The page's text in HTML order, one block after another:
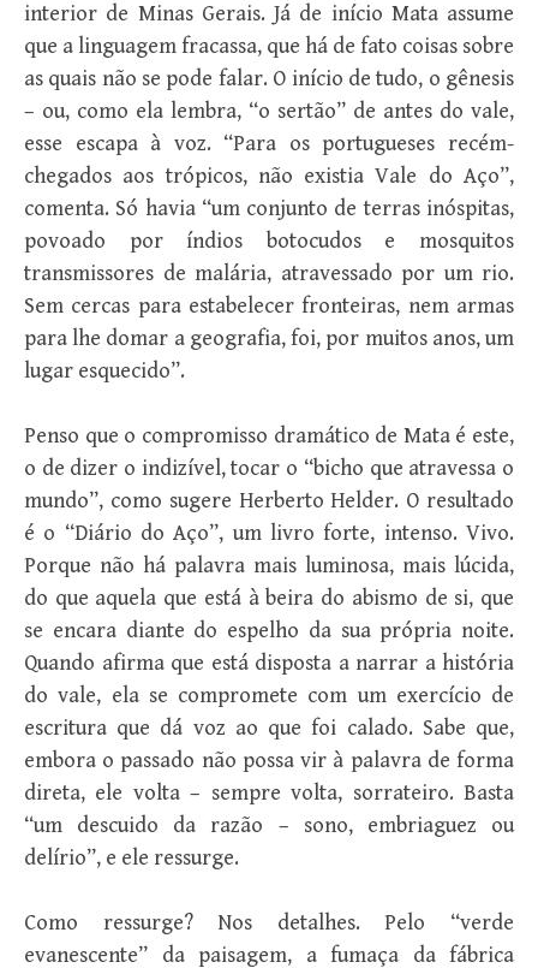
interior de Minas Gerais. Já de início Mata assume
que a linguagem fracassa, que há de fato coisas sobre
as quais não se pode falar. O início de tudo, o gênesis
– ou, como ela lembra, “o sertão” de antes do vale,
esse escapa à voz. “Para os portugueses recém-
chegados aos trópicos, não existia Vale do Aço”,
comenta. Só havia “um conjunto de terras inóspitas,
povoado por índios botocudos e mosquitos
transmissores de malária, atravessado por um rio.
Sem cercas para estabelecer fronteiras, nem armas
para lhe domar a geografia, foi, por muitos anos, um
lugar esquecido”.
Penso que o compromisso dramático de Mata é este,
o de dizer o indizível, tocar o “bicho que atravessa o
mundo”, como sugere Herberto Helder. O resultado
é o “Diário do Aço”, um livro forte, intenso. Vivo.
Porque não há palavra mais luminosa, mais lúcida,
do que aquela que está à beira do abismo de si, que
se encara diante do espelho da sua própria noite.
Quando afirma que está disposta a narrar a história
do vale, ela se compromete com um exercício de
escritura que dá voz ao que foi calado. Sabe que,
embora o passado não possa vir à palavra de forma
direta, ele volta – sempre volta, sorrateiro. Basta
“um descuido da razão – sono, embriaguez ou
delírio”, e ele ressurge.
Como ressurge? Nos detalhes. Pelo “verde
evanescente” da paisagem, a fumaça da fábrica